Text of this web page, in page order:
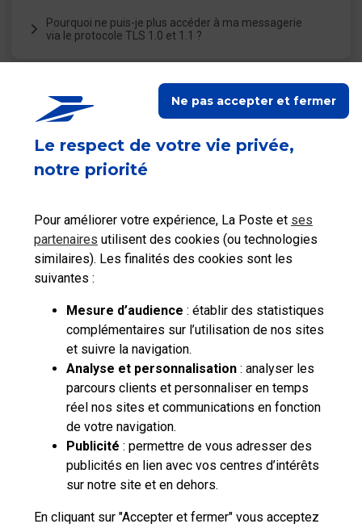
Le respect de votre vie privée,
notre priorité
Pour améliorer votre expérience, La Poste et ses
partenaires utilisent des cookies (ou technologies
similaires). Les finalités des cookies sont les
suivantes :
Mesure d’audience : établir des statistiques
complémentaires sur l’utilisation de nos sites
et suivre la navigation.
Analyse et personnalisation : analyser les
parcours clients et personnaliser en temps
réel nos sites et communications en fonction
de votre navigation.
Publicité : permettre de vous adresser des
publicités en lien avec vos centres d’intérêts
sur notre site et en dehors.
En cliquant sur "Accepter et fermer" vous acceptez
Ne pas accepter et fermer
Pourquoi ne puis-je plus accéder à ma messagerie
via le protocole TLS 1.0 et 1.1 ?
Qu’est-ce-que le TLS et à quoi ça sert?
Le protocole TLS, également nommé SSL/TLS, est
un protocole de sécurité utilisé pour établir une
connexion sécurisée entre client/serveur sur
flux de données, afin que ces dernières ne puissent
être lues que par les destinataires autorisés.
Si vous consultez votre messagerie laposte.net par
le biais d’une plateforme externe ou d’un logiciel, il
est possible que cette application utilise une
ancienne version de protocoles TLS (
l’authentification ne pourra pas se faire.
Comment mettre à jour le TLS de ma
messagerie laposte.net ?
Il vous suffit de mettre à jour votre logiciel ou
plateforme de consultation de vos emails. Pour
cela, rapprochez-vous de votre éditeur de logiciel
Contacter les autres services du Groupe La